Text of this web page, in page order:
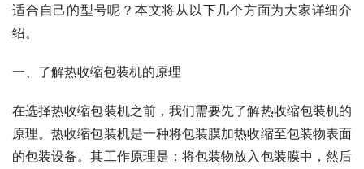
适合自己的型号呢？本文将从以下几个方面为大家详细介
绍。
一、了解热收缩包装机的原理
在选择热收缩包装机之前，我们需要先了解热收缩包装机的
原理。热收缩包装机是一种将包装膜加热收缩至包装物表面
的包装设备。其工作原理是：将包装物放入包装膜中，然后